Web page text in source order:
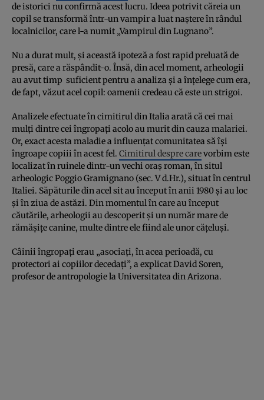
de istorici nu confirmă acest lucru. Ideea potrivit căreia un
copil se transformă într-un vampir a luat naștere în rândul
localnicilor, care l-a numit „Vampirul din Lugnano”.
Nu a durat mult, și această ipoteză a fost rapid preluată de
presă, care a răspândit-o. Însă, din acel moment, arheologii
au avut timp suficient pentru a analiza și a înțelege cum era,
de fapt, văzut acel copil: oamenii credeau că este un strigoi.
Analizele efectuate în cimitirul din Italia arată că cei mai
mulți dintre cei îngropați acolo au murit din cauza malariei.
Or, exact acesta maladie a influențat comunitatea să își
îngroape copiii în acest fel. Cimitirul despre carevorbim este
localizat în ruinele dintr-un vechi oraș roman, în situl
arheologic Poggio Gramignano (sec. V d.Hr.), situat în centrul
Italiei. Săpăturile din acel sit au început în anii 1980 și au loc
și în ziua de astăzi. Din momentul în care au început
căutările, arheologii au descoperit și un număr mare de
rămășițe canine, multe dintre ele fiind ale unor cățeluși.
Câinii îngropați erau „asociați, în acea perioadă, cu
protectori ai copiilor decedați”, a explicat David Soren,
profesor de antropologie la Universitatea din Arizona.